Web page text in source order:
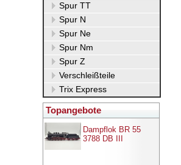
Spur TT
Spur N
Spur Ne
Spur Nm
Spur Z
Verschleißteile
Trix Express
Topangebote
Dampflok BR 55
3788 DB III